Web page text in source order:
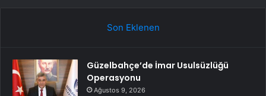
Son Eklenen
Güzelbahçe’de İmar Usulsüzlüğü
Operasyonu
Ağustos 9, 2026